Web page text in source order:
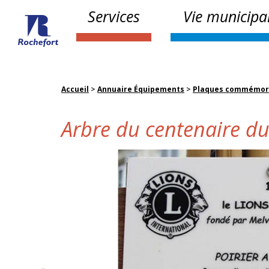
Services Vie
Accueil > Annuaire Équipements > Plaques
Arbre du centenaire